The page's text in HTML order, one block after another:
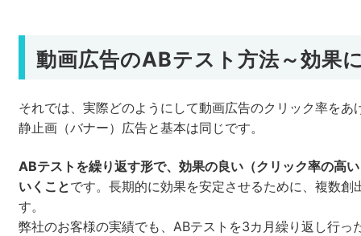
動画広告のABテスト方法～効果
それでは、実際どのようにして動画広告のクリック率をあ
静止画（バナー）広告と基本は同じです。
ABテストを繰り返す形で、効果の良い（クリック率の高
いくことです。長期的に効果を安定させるために、複数創
す。
弊社のお客様の実績でも、ABテストを3カ月繰り返し行っ